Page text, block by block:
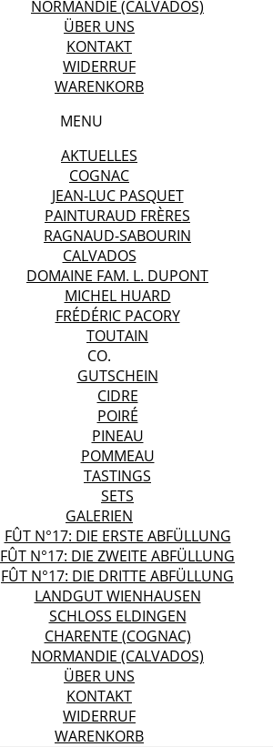
NORMANDIE (CALVADOS)
ÜBER UNS
KONTAKT
WIDERRUF
WARENKORB
MENU
AKTUELLES
COGNAC
JEAN-LUC PASQUET
PAINTURAUD FRÈRES
RAGNAUD-SABOURIN
CALVADOS
DOMAINE FAM. L. DUPONT
MICHEL HUARD
FRÉDÉRIC PACORY
TOUTAIN
CO.
GUTSCHEIN
CIDRE
POIRÉ
PINEAU
POMMEAU
TASTINGS
SETS
GALERIEN
FÛT N°17: DIE ERSTE ABFÜLLUNG
FÛT N°17: DIE ZWEITE ABFÜLLUNG
FÛT N°17: DIE DRITTE ABFÜLLUNG
LANDGUT WIENHAUSEN
SCHLOSS ELDINGEN
CHARENTE (COGNAC)
NORMANDIE (CALVADOS)
ÜBER UNS
KONTAKT
WIDERRUF
WARENKORB